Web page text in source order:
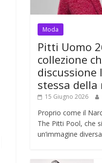
Moda
Pitti Uomo
collezione
discussione
stessa della
15 Giugno 2026
Proprio come il
The Pitti Pool, che
un’immagine